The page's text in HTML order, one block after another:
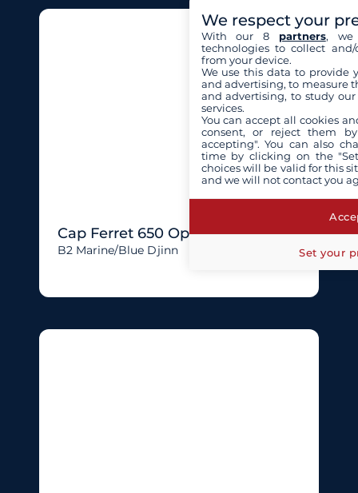
Cap Ferret 650 Open
B2 Marine/blue Djinn
We respect your
With our 8 partners, we
technologies to collect
from your device.
We use this data to provide
and advertising, to measure
and advertising, to study
services.
You can accept all cookies
consent, or reject them
accepting". You can also
time by clicking on the
choices will be valid for this
and we will not contact you
Set your